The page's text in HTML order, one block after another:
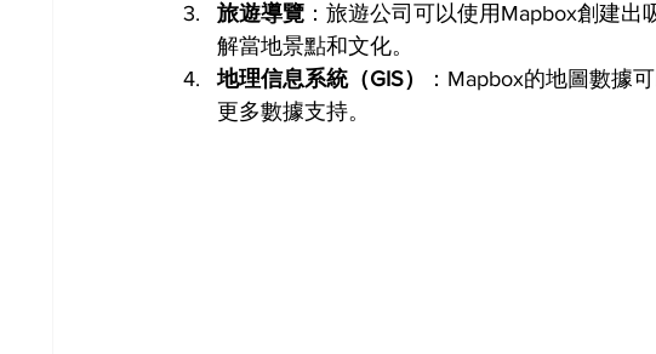
旅遊導覽 ：旅遊公司可以使用Mapbox創建
解當地景點和文化。
地理信息系統（GIS）
：Mapbox的地圖數據
更多數據支持。